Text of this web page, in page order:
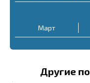
Март
Другие